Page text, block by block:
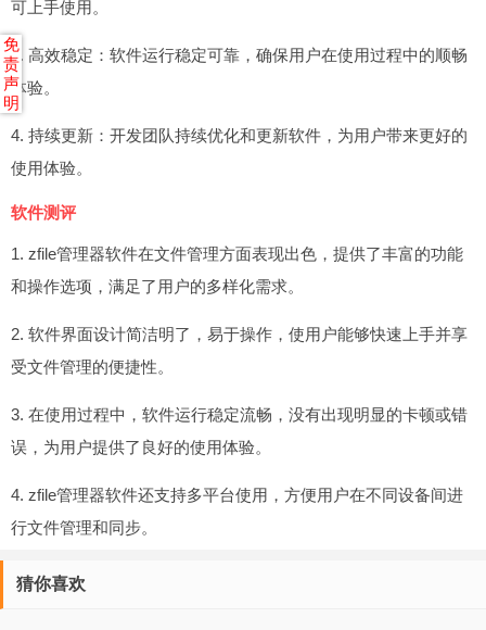
可上手使用。
3. 高效稳定：软件运行稳定可靠，确保用户在使用过程中的顺畅
体验。
4. 持续更新：开发团队持续优化和更新软件，为用户带来更好的
使用体验。
软件测评
1. zfile管理器软件在文件管理方面表现出色，提供了丰富的功能
和操作选项，满足了用户的多样化需求。
2. 软件界面设计简洁明了，易于操作，使用户能够快速上手并享
受文件管理的便捷性。
3. 在使用过程中，软件运行稳定流畅，没有出现明显的卡顿或错
误，为用户提供了良好的使用体验。
4. zfile管理器软件还支持多平台使用，方便用户在不同设备间进
行文件管理和同步。
猜你喜欢
免
责
声
明